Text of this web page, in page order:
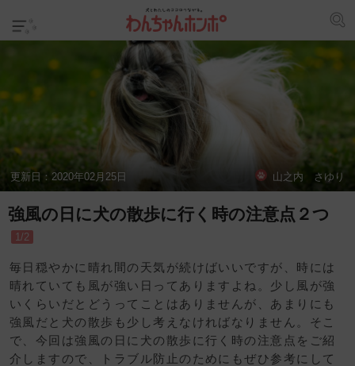
更新日： 2020年02月25日 山之内 さゆり
強風の日に犬の散歩に行く時の注意点２つ
1/2
毎日穏やかに晴れ間の天気が続けばいいですが、時には
晴れていても風が強い日ってありますよね。少し風が強
いくらいだとどうってことはありませんが、あまりにも
強風だと犬の散歩も少し考えなければなりません。そこ
で、今回は強風の日に犬の散歩に行く時の注意点をご紹
介しますので、トラブル防止のためにもぜひ参考にして